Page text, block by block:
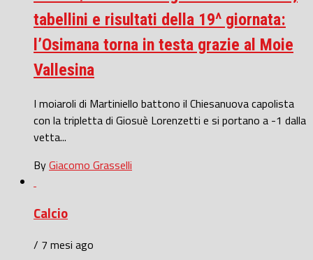
tabellini e risultati della 19^ giornata:
l’Osimana torna in testa grazie al Moie
Vallesina
I moiaroli di Martiniello battono il Chiesanuova capolista
con la tripletta di Giosuè Lorenzetti e si portano a -1 dalla
vetta...
ByGiacomo Grasselli
Calcio
/ 7 mesi ago